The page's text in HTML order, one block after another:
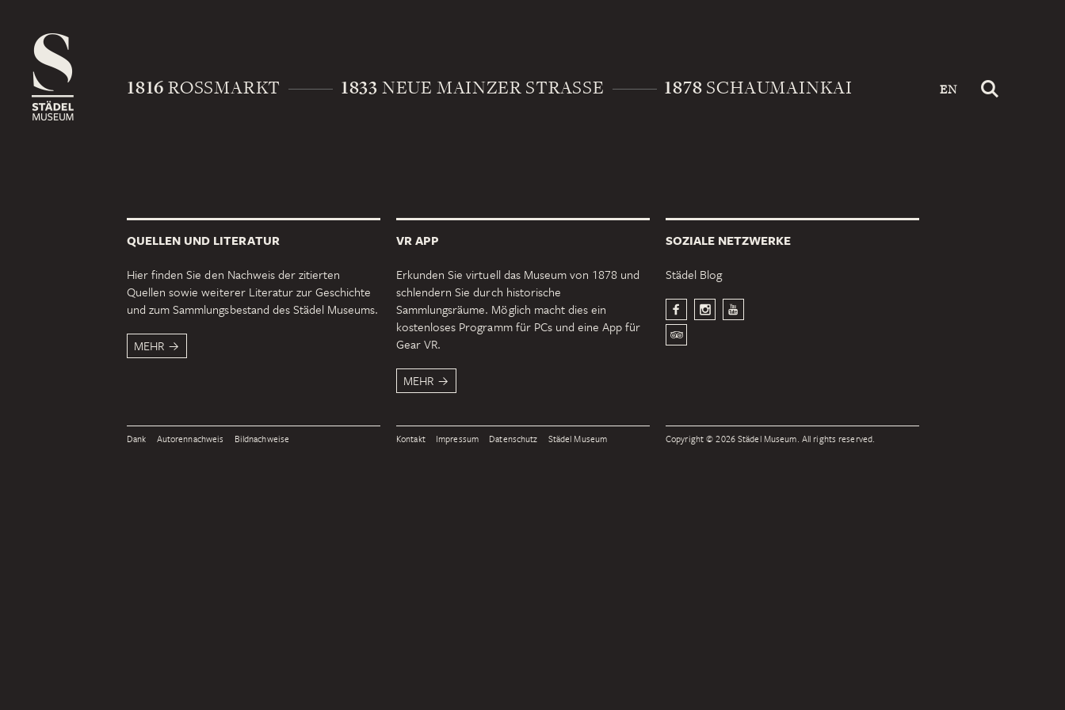
1816 ROSSMARKT 1833 NEUE MAINZER STRASSE 1878 SCHAUMAINKAI EN
QUELLEN UND LITERATUR
Hier finden Sie den Nachweis der zitierten
Quellen sowie weiterer Literatur zur Geschichte
und zum Sammlungsbestand des Städel Museums.
MEHR
VR APP
Erkunden Sie virtuell das Museum von 1878 und
schlendern Sie durch historische
Sammlungsräume. Möglich macht dies ein
kostenloses Programm für PCs und eine App für
Gear VR.
MEHR
SOZIALE NETZWERKE
Städel Blog
Dank Autorennachweis Bildnachweise Kontakt Impressum Datenschutz Städel Museum Copyright © 2026 Städel Museum. All rights reserved.